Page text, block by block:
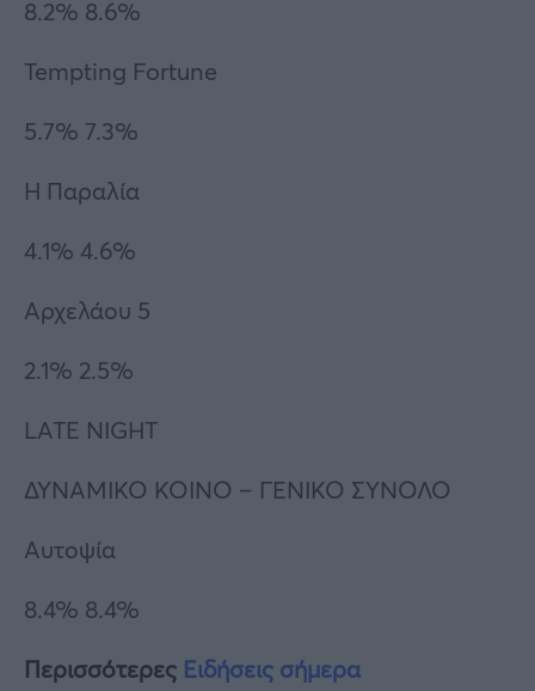
8.2% 8.6%
Tempting Fortune
5.7% 7.3%
Η Παραλία
4.1% 4.6%
Αρχελάου 5
2.1% 2.5%
LATE NIGHT
ΔΥΝΑΜΙΚΟ ΚΟΙΝΟ – ΓΕΝΙΚΟ ΣΥΝΟΛΟ
Αυτοψία
8.4% 8.4%
Περισσότερες Ειδήσεις σήμερα